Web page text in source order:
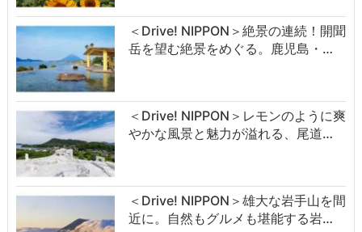
＜Drive! NIPPON＞絶景の連続！開聞
岳を望む絶景をめぐる。鹿児島・…
＜Drive! NIPPON＞レモンのように爽
やかな風景と魅力が溢れる、尾道…
＜Drive! NIPPON＞雄大な岩手山を間
近に。自然もグルメも堪能する岩…